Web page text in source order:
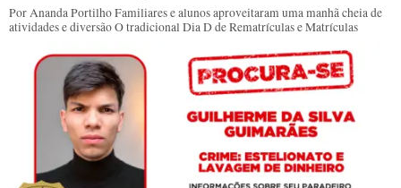
Por Ananda Portilho Familiares e alunos aproveitaram uma manhã cheia de
atividades e diversão O tradicional Dia D de Rematrículas e Matrículas